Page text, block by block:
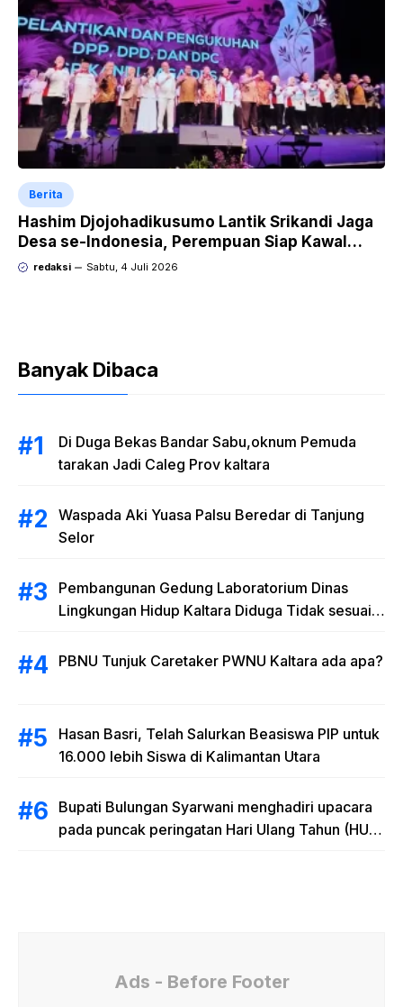
Berita
Hashim Djojohadikusumo Lantik Srikandi Jaga
Desa se-Indonesia, Perempuan Siap Kawal
Program Strategis Prabowo
redaksi Sabtu, 4 Juli 2026
Banyak Dibaca
Di Duga Bekas Bandar Sabu,oknum Pemuda
tarakan Jadi Caleg Prov kaltara
Waspada Aki Yuasa Palsu Beredar di Tanjung
Selor
Pembangunan Gedung Laboratorium Dinas
Lingkungan Hidup Kaltara Diduga Tidak sesuai
PBNU Tunjuk Caretaker PWNU Kaltara ada apa?
Hasan Basri, Telah Salurkan Beasiswa PIP untuk
16.000 lebih Siswa di Kalimantan Utara
Bupati Bulungan Syarwani menghadiri upacara
pada puncak peringatan Hari Ulang Tahun (HUT)
Ads - Before Footer